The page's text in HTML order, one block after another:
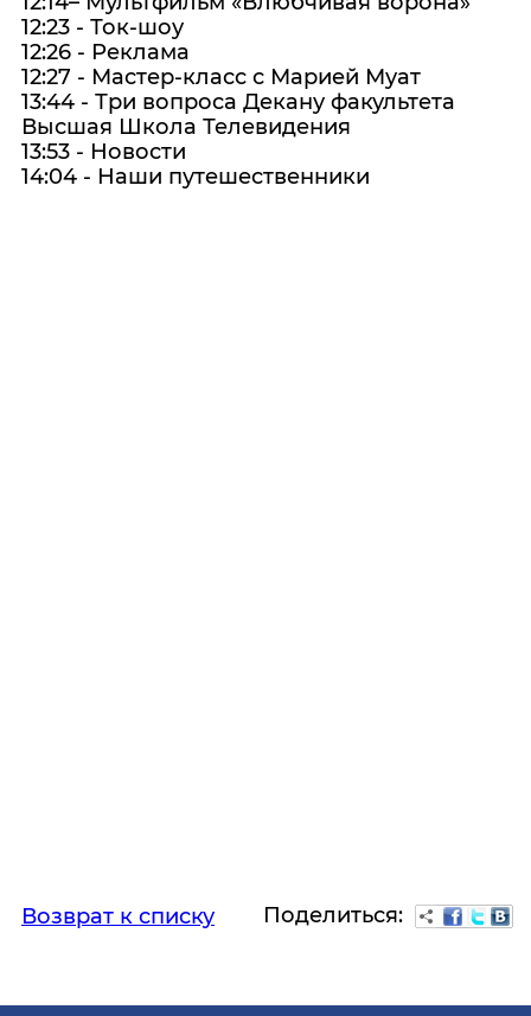
12:23 - Ток-шоу
12:26 - Реклама
12:27 - Мастер-класс с Марией Муат
13:44 - Три вопроса Декану факультета
Высшая Школа Телевидения
13:53 - Новости
14:04 - Наши путешественники
Возврат к списку Поделиться: